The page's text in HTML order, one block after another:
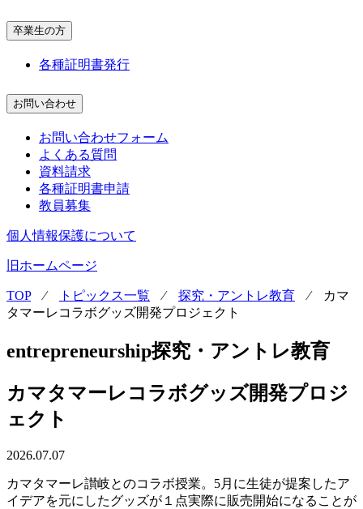
卒業生の方
各種証明書発行
お問い合わせ
お問い合わせフォーム
よくある質問
資料請求
各種証明書申請
教員募集
個人情報保護について
旧ホームページ
TOP⁄ トピックス一覧 ⁄ 探究・アントレ教育 ⁄
カマ
タマーレコラボグッズ開発プロジェクト
entrepreneurship探究・アントレ教育
カマタマーレコラボグッズ開発プロジ
ェクト
2026.07.07
カマタマーレ讃岐とのコラボ授業。5月に生徒が提案したア
イデアを元にしたグッズが１点実際に販売開始になることが